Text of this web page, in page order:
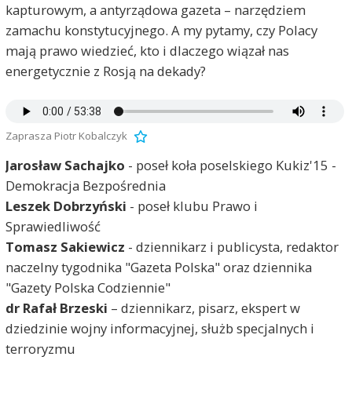
kapturowym, a antyrządowa gazeta – narzędziem
zamachu konstytucyjnego. A my pytamy, czy Polacy
mają prawo wiedzieć, kto i dlaczego wiązał nas
energetycznie z Rosją na dekady?
Zaprasza Piotr Kobalczyk
Jarosław Sachajko - poseł koła poselskiego Kukiz'15 -
Demokracja Bezpośrednia
Leszek Dobrzyński - poseł klubu Prawo i
Sprawiedliwość
Tomasz Sakiewicz - dziennikarz i publicysta, redaktor
naczelny tygodnika "Gazeta Polska" oraz dziennika
"Gazety Polska Codziennie"
dr Rafał Brzeski – dziennikarz, pisarz, ekspert w
dziedzinie wojny informacyjnej, służb specjalnych i
terroryzmu